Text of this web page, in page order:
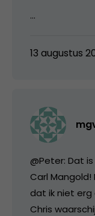
…
13 augustus
@Peter: Dat
Carl
dat ik niet erg
Chris